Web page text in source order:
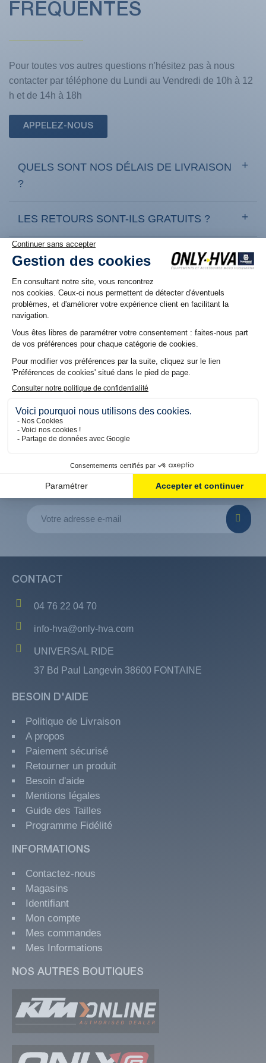
FRÉQUENTES
Pour toutes vos autres questions n'hésitez pas à nous
contacter par téléphone du Lundi au Vendredi de 10h à 12
h et de 14h à 18h
APPELEZ-NOUS
QUELS SONT NOS DÉLAIS DE LIVRAISON
?
LES RETOURS SONT-ILS GRATUITS ?
COMMENT RETOURNER UN PRODUIT ?
NOS RÉSEAUX
Suivez nous sur nos réseaux pour découvrir les dernières
offres et promos
5% DE REMISE OFFERT
SUR VOTRE PREMIÈRE COMMANDE
En vous inscrivant à notre Newsletter
CONTACT
04 76 22 04 70
info-hva@only-hva.com
UNIVERSAL RIDE
37 Bd Paul Langevin 38600 FONTAINE
BESOIN D'AIDE
Politique de Livraison
A propos
Paiement sécurisé
Retourner un produit
Besoin d'aide
Mentions légales
Guide des Tailles
Programme Fidélité
INFORMATIONS
Contactez-nous
Magasins
Identifiant
Mon compte
Mes commandes
Mes Informations
NOS AUTRES BOUTIQUES